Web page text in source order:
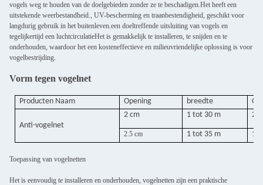
vogels weg te houden van de doelgebieden zonder ze te beschadigen.Het heeft een
uitstekende weerbestandheid., UV-bescherming en traanbestendigheid, geschikt voor
langdurig gebruik in het buitenleven.een doeltreffende uitsluiting van vogels en
tegelijkertijd een luchtcirculatieHet is gemakkelijk te installeren, te snijden en te
onderhouden, waardoor het een kosteneffectieve en milieuvriendelijke oplossing is voor
vogelbestrijding.
Vorm tegen vogelnet
Producten Naam Opening breedte
Anti-vogelnet
2 cm 1 tot 30 m 20
2.5 cm 1 tot 35 m
Toepassing van vogelnetten
Het is eenvoudig te installeren en onderhouden, vogelnetten zijn een praktische